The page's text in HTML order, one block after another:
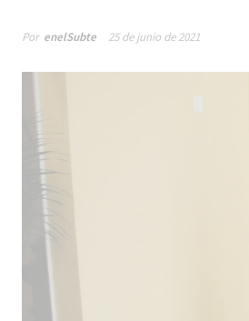
Por enelSubte 25 de junio de 2021